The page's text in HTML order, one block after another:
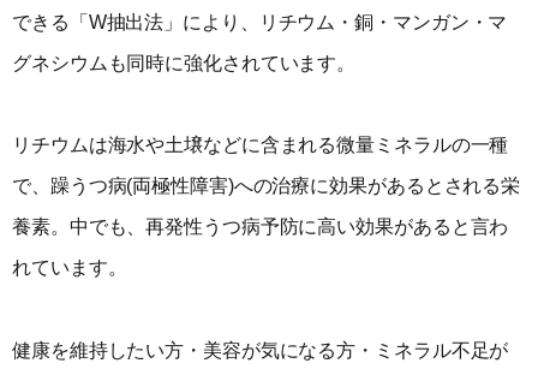
できる「W抽出法」により、リチウム・銅・マンガン・マ
グネシウムも同時に強化されています。
リチウムは海水や土壌などに含まれる微量ミネラルの一種
で、躁うつ病(両極性障害)への治療に効果があるとされる栄
養素。中でも、再発性うつ病予防に高い効果があると言わ
れています。
健康を維持したい方・美容が気になる方・ミネラル不足が